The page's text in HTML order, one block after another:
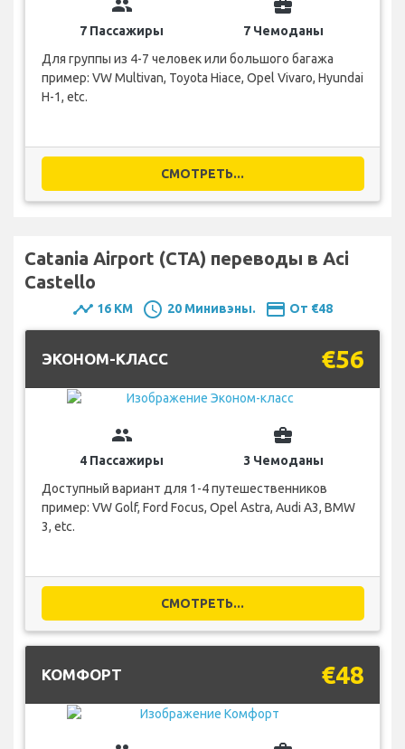
group
7 Пассажиры
business_center
7 Чемоданы
Для группы из 4-7 человек или большого багажа
пример: VW Multivan, Toyota Hiace, Opel Vivaro, Hyundai
H-1, etc.
СМОТРЕТЬ...
Catania Airport (CTA) переводы в Aci
Castello
timeline 16 KM schedule 20 Минивэны. payment От €48
ЭКОНОМ-КЛАСС €56
group
4 Пассажиры
business_center
3 Чемоданы
Доступный вариант для 1-4 путешественников
пример: VW Golf, Ford Focus, Opel Astra, Audi A3, BMW
3, etc.
СМОТРЕТЬ...
КОМФОРТ €48